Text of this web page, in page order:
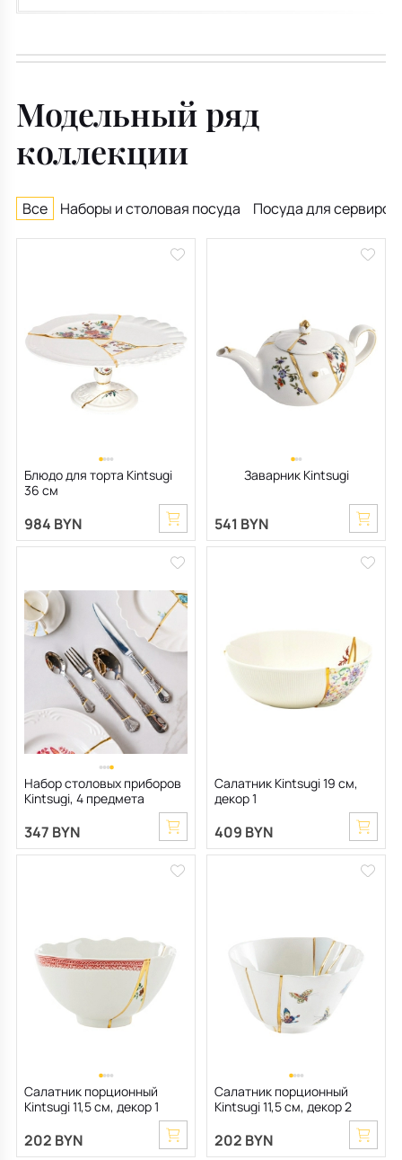
Модельный ряд
коллекции
Все Наборы и столовая посуда Посуда для
Блюдо для торта Kintsugi
36 см
984 BYN
Заварник Kintsugi
541 BYN
Набор столовых приборов
Kintsugi, 4 предмета
347 BYN
Салатник Kintsugi 19 см,
декор 1
409 BYN
Салатник порционный
Kintsugi 11,5 см, декор 1
202 BYN
Салатник порционный
Kintsugi 11,5 см, декор 2
202 BYN